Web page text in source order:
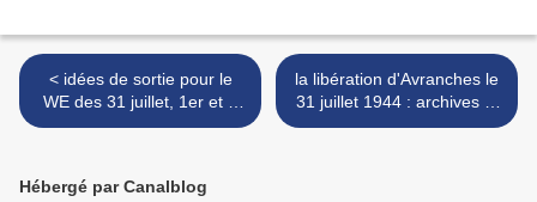
< idées de sortie pour le
WE des 31 juillet, 1er et 2
août 2009
la libération d'Avranches le
31 juillet 1944 : archives et
commémorations >
Hébergé par Canalblog